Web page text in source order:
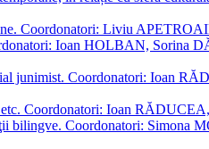
Coordonatori: Liviu
Ioan HOLBAN, Sorina
junimist. Coordonatori: Ioan
etc. Coordonatori: Ioan
bilingve. Coordonatori: Simona